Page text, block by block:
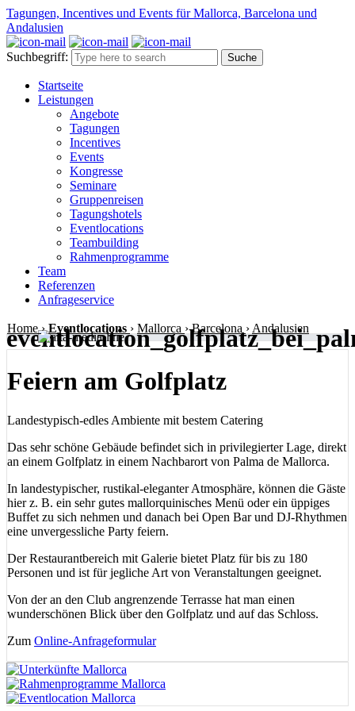
Tagungen, Incentives und Events für Mallorca, Barcelona und
Andalusien
Suchbegriff:
Startseite
Leistungen
Angebote
Tagungen
Incentives
Events
Kongresse
Seminare
Gruppenreisen
Tagungshotels
Eventlocations
Teambuilding
Rahmenprogramme
Team
Referenzen
Anfrageservice
Home›Eventlocations › Mallorca ›Barcelona › Andalusien
Feiern am Golfplatz
Landestypisch-edles Ambiente mit bestem Catering
Das sehr schöne Gebäude befindet sich in privilegierter Lage, direkt
an einem Golfplatz in einem Nachbarort von Palma de Mallorca.
In landestypischer, rustikal-eleganter Atmosphäre, können die Gäste
hier z. B. ein sehr gutes mallor­quinisches Menü oder ein üppiges
Buffet zu sich nehmen und danach bei Open Bar und DJ-Rhythmen
eine unvergessliche Party feiern.
Der Restaurantbereich mit Galerie bietet Platz für bis zu 180
Personen und ist für jegliche Art von Veranstaltungen geeignet.
Von der an den Club angrenzende Terrasse hat man einen
wunderschönen Blick über den Golfplatz und auf das Schloss.
Zum Online-Anfrageformular